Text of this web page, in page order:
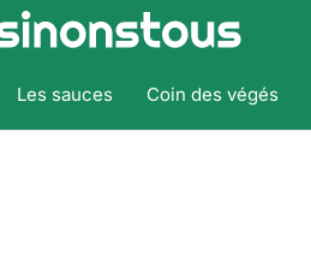
Les sauces Coin des végés